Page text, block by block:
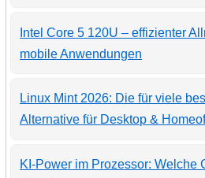
Intel Core 5 120U – effizienter
mobile Anwendungen
Linux Mint 2026: Die für viele
Alternative für Desktop &
KI-Power im Prozessor: Welche